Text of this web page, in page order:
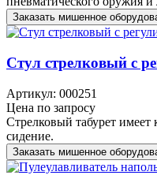
Заказать мишенное
Стул стрелковый с
Артикул: 000251
Цена по запросу
Стрелковый табурет
сидение.
Заказать мишенное